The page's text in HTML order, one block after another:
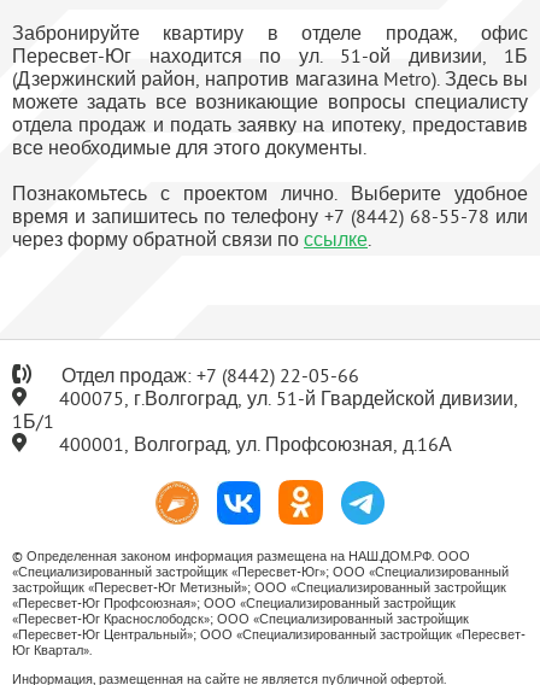
Забронируйте квартиру в отделе продаж, офис
Пересвет-Юг находится по ул. 51-ой дивизии, 1Б
(Дзержинский район, напротив магазина Metro). Здесь вы
можете задать все возникающие вопросы специалисту
отдела продаж и подать заявку на ипотеку, предоставив
все необходимые для этого документы.
Познакомьтесь с проектом лично. Выберите удобное
время и запишитесь по телефону +7 (8442) 68-55-78 или
через форму обратной связи по ссылке.
Отдел продаж: +7 (8442) 22-05-66
400075, г.Волгоград, ул. 51-й Гвардейской дивизии,
1Б/1
400001, Волгоград, ул. Профсоюзная, д.16А
© Определенная законом информация размещена на НАШ.ДОМ.РФ. ООО
«Специализированный застройщик «Пересвет-Юг»; ООО «Специализированный
застройщик «Пересвет-Юг Метизный»; ООО «Специализированный застройщик
«Пересвет-Юг Профсоюзная»; ООО «Специализированный застройщик
«Пересвет-Юг Краснослободск»; ООО «Специализированный застройщик
«Пересвет-Юг Центральный»; ООО «Специализированный застройщик «Пересвет-
Юг Квартал».
Информация, размещенная на сайте не является публичной офертой.